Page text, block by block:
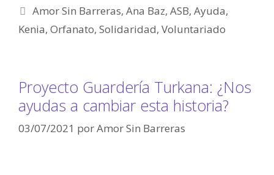
Amor Sin Barreras,Ana Baz,ASB,Ayuda,
Kenia, Orfanato, Solidaridad, Voluntariado
Proyecto Guardería Turkana: ¿Nos
ayudas a cambiar esta historia?
03/07/2021 porAmor Sin Barreras